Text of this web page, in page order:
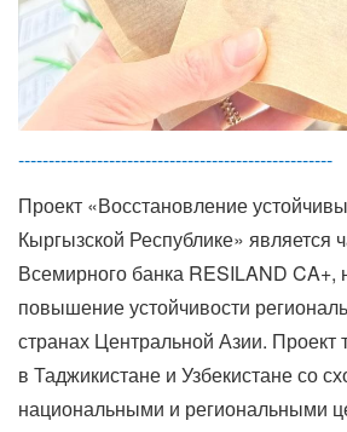
----------------------------------------------------
Проект «Восстановление
Кыргызской Республике» является
Всемирного банка RESILAND CA+,
повышение устойчивости
странах Центральной Азии. Проект
в Таджикистане и Узбекистане со
национальными и региональными